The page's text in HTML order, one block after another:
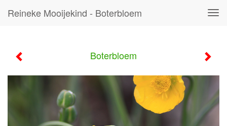
Reineke Mooijekind - Boterbloem
Boterbloem